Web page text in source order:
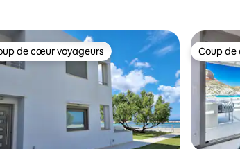
de cœur voyageurs
de cœur voyageurs Coup
Coup